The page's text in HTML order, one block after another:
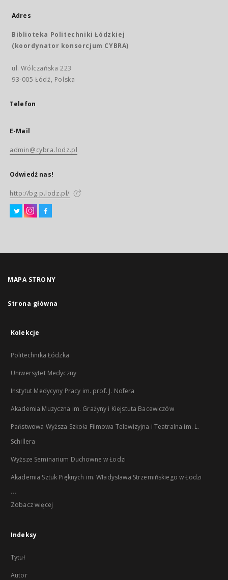
Adres
Biblioteka Politechniki Łódzkiej
(koordynator konsorcjum CYBRA)
ul. Wólczańska 223
93-005 Łódź, Polska
Telefon
E-Mail
admin@cybra.lodz.pl
Odwiedź nas!
http://bg.p.lodz.pl/
MAPA STRONY
Strona główna
Kolekcje
Politechnika Łódzka
Uniwersytet Medyczny
Instytut Medycyny Pracy im. prof. J. Nofera
Akademia Muzyczna im. Grażyny i Kiejstuta Bacewiczów
Państwowa Wyższa Szkoła Filmowa Telewizyjna i Teatralna im. L.
Schillera
Wyższe Seminarium Duchowne w Łodzi
Akademia Sztuk Pięknych im. Władysława Strzemińskiego w Łodzi
...
Zobacz więcej
Indeksy
Tytuł
Autor